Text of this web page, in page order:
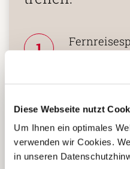
Diese Webseite nutzt
Um Ihnen ein optimales
verwenden wir Cookies.
in unseren
1
2
vielgereiste